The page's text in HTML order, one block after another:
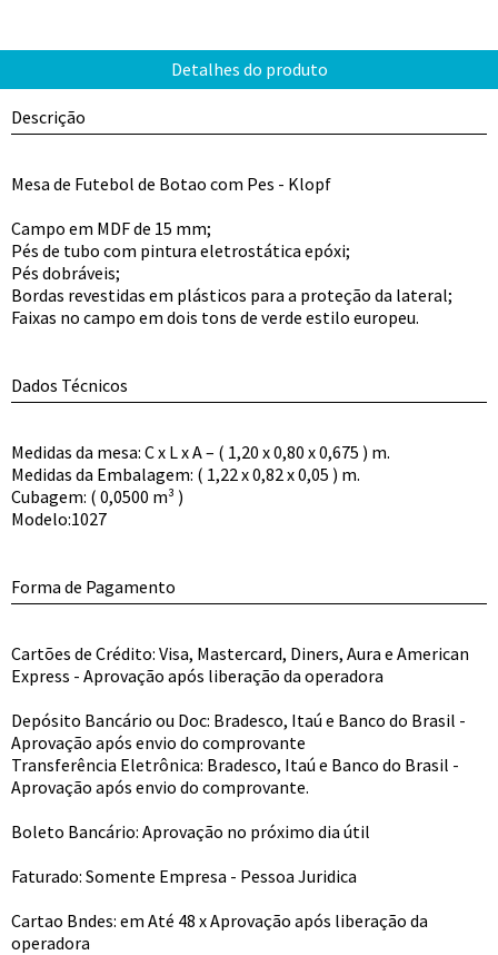
Descrição
Mesa de Futebol de Botao com Pes - Klopf
Campo em MDF de 15 mm;
Pés de tubo com pintura eletrostática epóxi;
Pés dobráveis;
Bordas revestidas em plásticos para a proteção da lateral;
Faixas no campo em dois tons de verde estilo europeu.
Dados Técnicos
Medidas da mesa: C x L x A – ( 1,20 x 0,80 x 0,675 ) m.
Medidas da Embalagem: ( 1,22 x 0,82 x 0,05 ) m.
Cubagem: ( 0,0500 m³ )
Modelo:1027
Forma de Pagamento
Cartões de Crédito: Visa, Mastercard, Diners, Aura e American
Express - Aprovação após liberação da operadora
Depósito Bancário ou Doc: Bradesco, Itaú e Banco do Brasil -
Aprovação após envio do comprovante
Transferência Eletrônica: Bradesco, Itaú e Banco do Brasil -
Aprovação após envio do comprovante.
Boleto Bancário: Aprovação no próximo dia útil
Faturado: Somente Empresa - Pessoa Juridica
Cartao Bndes: em Até 48 x Aprovação após liberação da
operadora